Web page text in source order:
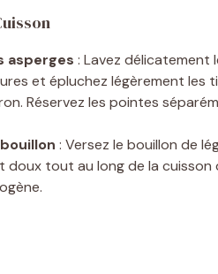
asperges : Lavez délicatement
et épluchez légèrement les
Réservez les pointes
: Versez le bouillon de
doux tout au long de la